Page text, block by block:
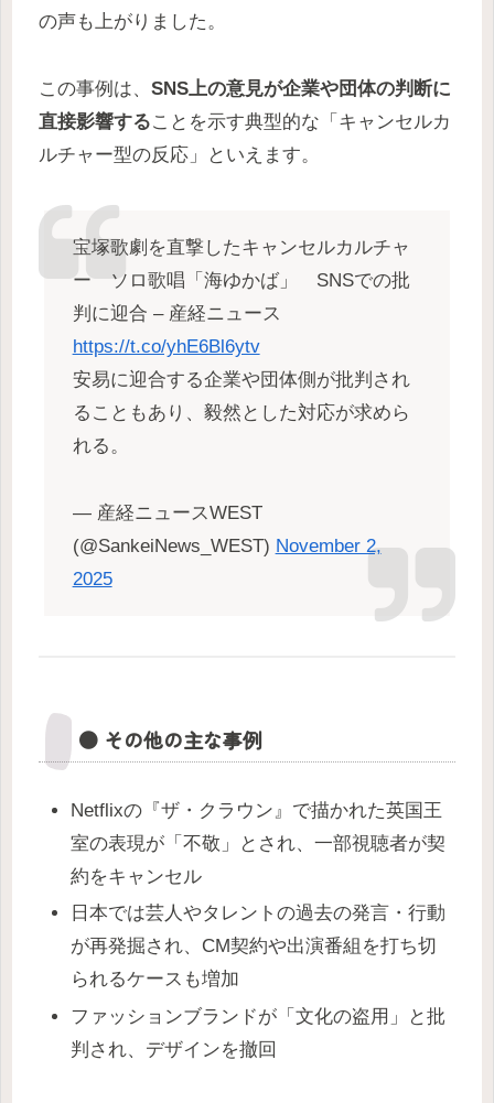
の声も上がりました。
この事例は、 SNS上の意見が企業や団体の判断に
直接影響することを示す典型的な「キャンセルカ
ルチャー型の反応」といえます。
宝塚歌劇を直撃したキャンセルカルチャ
ー ソロ歌唱「海ゆかば」 SNSでの批
判に迎合 – 産経ニュース
https://t.co/yhE6Bl6ytv
安易に迎合する企業や団体側が批判され
ることもあり、毅然とした対応が求めら
れる。
— 産経ニュースWEST
(@SankeiNews_WEST) November 2,
2025
● その他の主な事例
Netflixの『ザ・クラウン』で描かれた英国王
室の表現が「不敬」とされ、一部視聴者が契
約をキャンセル
日本では芸人やタレントの過去の発言・行動
が再発掘され、CM契約や出演番組を打ち切
られるケースも増加
ファッションブランドが「文化の盗用」と批
判され、デザインを撤回